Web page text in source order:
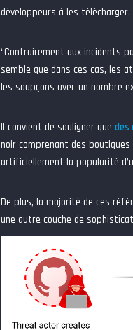
développeurs à les télécharger.
“Contrairement aux incidents
semble que dans ces cas, les
les soupçons avec un nombre
Il convient de souligner que des
noir comprenant des
artificiellement la popularité
De plus, la majorité de ces
une autre couche de